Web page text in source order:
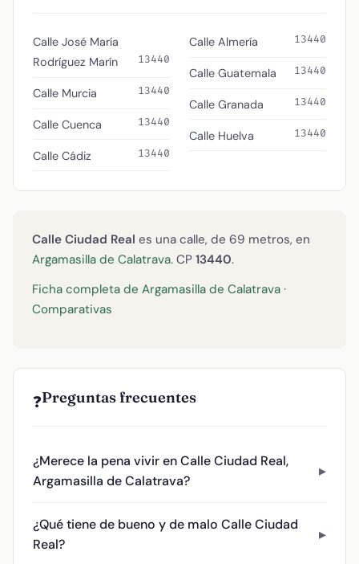
Calle José María
Rodríguez Marín
13440
Calle Murcia 13440
Calle Cuenca 13440
Calle Cádiz 13440
Calle Almería 13440
Calle Guatemala 13440
Calle Granada 13440
Calle Huelva 13440
Calle Ciudad Real es una calle, de 69 metros, en
Argamasilla de Calatrava. CP 13440.
Ficha completa de Argamasilla de Calatrava ·
Comparativas
❓Preguntas frecuentes
¿Merece la pena vivir en Calle Ciudad Real,
Argamasilla de Calatrava?
¿Qué tiene de bueno y de malo Calle Ciudad
Real?